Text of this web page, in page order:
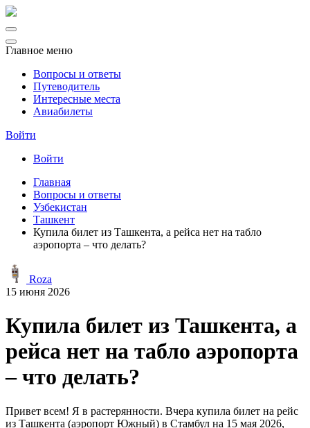
Главное меню
Вопросы и ответы
Путеводитель
Интересные места
Авиабилеты
Войти
Войти
Главная
Вопросы и ответы
Узбекистан
Ташкент
Купила билет из Ташкента, а рейса нет на табло
аэропорта – что делать?
Roza
15 июня 2026
Купила билет из Ташкента, а
рейса нет на табло аэропорта
– что делать?
Привет всем! Я в растерянности. Вчера купила билет на рейс
из Ташкента (аэропорт Южный) в Стамбул на 15 мая 2026,